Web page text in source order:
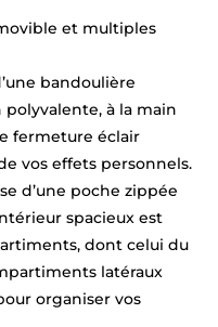
et multiples
bandoulière
à la main
fermeture éclair
vos effets personnels.
d’une poche zippée
spacieux est
dont celui du
latéraux
organiser vos